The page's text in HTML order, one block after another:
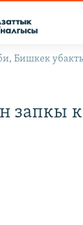
Бишкек
запкы